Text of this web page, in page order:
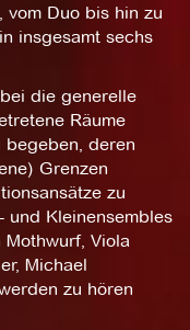
vom Duo bis hin zu
insgesamt sechs
die generelle
Räume
begeben, deren
Grenzen
zu
Kleinensembles
Viola
Michael
zu hören